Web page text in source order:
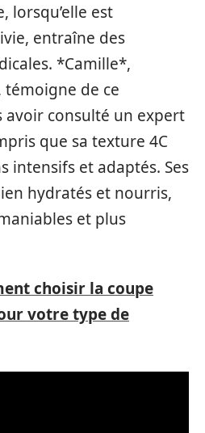
lorsqu’elle est
entraîne des
*Camille*,
de ce
avoir consulté un expert
que sa texture 4C
intensifs et adaptés. Ses
hydratés et nourris,
et plus
choisir la coupe
votre type de